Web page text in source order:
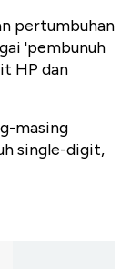
pertumbuhan
'pembunuh
HP dan
masing
single-digit,